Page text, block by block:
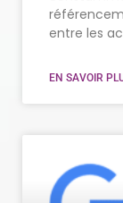
entre les
EN SAVOIR